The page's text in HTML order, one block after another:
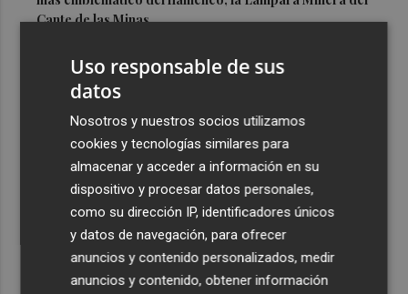
Cante de las Minas
con una victoria contra el Galatasaray
Kiat Lim preside por primera vez un partido en Mestalla
Uso responsable de sus
datos
Nosotros y nuestros socios utilizamos
cookies y tecnologías similares para
almacenar y acceder a información en su
dispositivo y procesar datos personales,
como su dirección IP, identificadores únicos
y datos de navegación, para ofrecer
anuncios y contenido personalizados, medir
anuncios y contenido, obtener información